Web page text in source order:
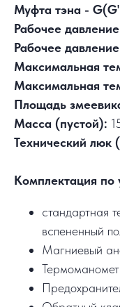
Муфта тэна -
Рабочее
Рабочее
Максимальная
Максимальная
Площадь
Масса (пустой):
Технический люк
Комплектация по
стандартная
вспененный
Магниевый